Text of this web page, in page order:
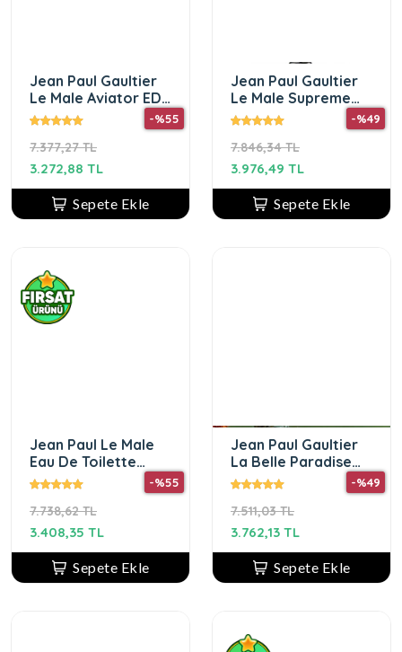
Jean Paul Gaultier
Le Male Aviator EDT
125 ml Erkek Parfüm
7.377,27 TL
-%55
3.272,88 TL
Sepete Ekle
Jean Paul Gaultier
Le Male Supreme
Edition 125 ml edt
7.846,34 TL
-%49
3.976,49 TL
Sepete Ekle
Jean Paul Le Male
Eau De Toilette
Spray (Capitaine
Edition) 125 ml
7.738,62 TL
-%55
3.408,35 TL
Sepete Ekle
Jean Paul Gaultier
La Belle Paradise
Garden Erkek
Parfüm Edp 125 ml
7.511,03 TL
-%49
3.762,13 TL
Sepete Ekle